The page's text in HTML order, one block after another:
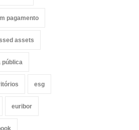
pagamento
assets
pública
esg
euribor